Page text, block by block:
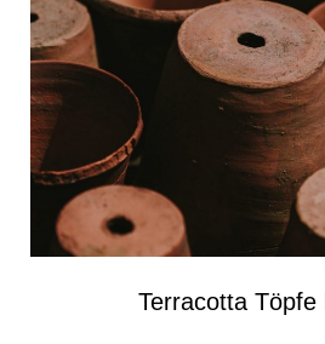
Terracotta Töpfe